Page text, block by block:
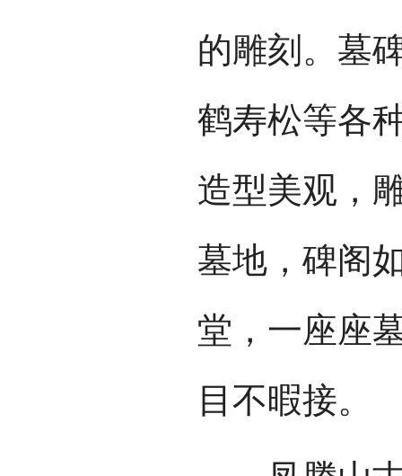
的雕刻。墓
鹤寿松等各
造型美观，
墓地，碑阁
堂，一座座
目不暇接。